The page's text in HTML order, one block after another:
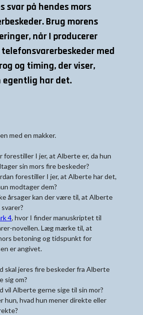
svar på hendes mors
Brug morens
når I producerer
med
og timing, der viser,
egentlig har det.
med en makker.
forestiller I jer, at Alberte er, da hun
sin mors fire beskeder?
forestiller I jer, at Alberte har det,
modtager dem?
årsager kan der være til, at Alberte
4, hvor I finder manuskriptet til
novellen. Læg mærke til, at
betoning og tidspunkt for
er angivet.
skal jeres fire beskeder fra Alberte
sig om?
vil Alberte gerne sige til sin mor?
hun, hvad hun mener direkte eller